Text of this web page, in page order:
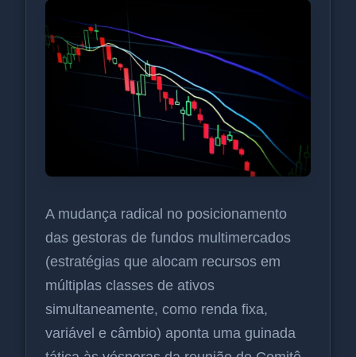
A mudança radical no posicionamento
das gestoras de fundos multimercados
(estratégias que alocam recursos em
múltiplas classes de ativos
simultaneamente, como renda fixa,
variável e câmbio) aponta uma guinada